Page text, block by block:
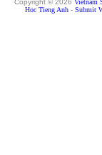
Copyright © 2026 Vietnam
Hoc Tieng Anh - Submit